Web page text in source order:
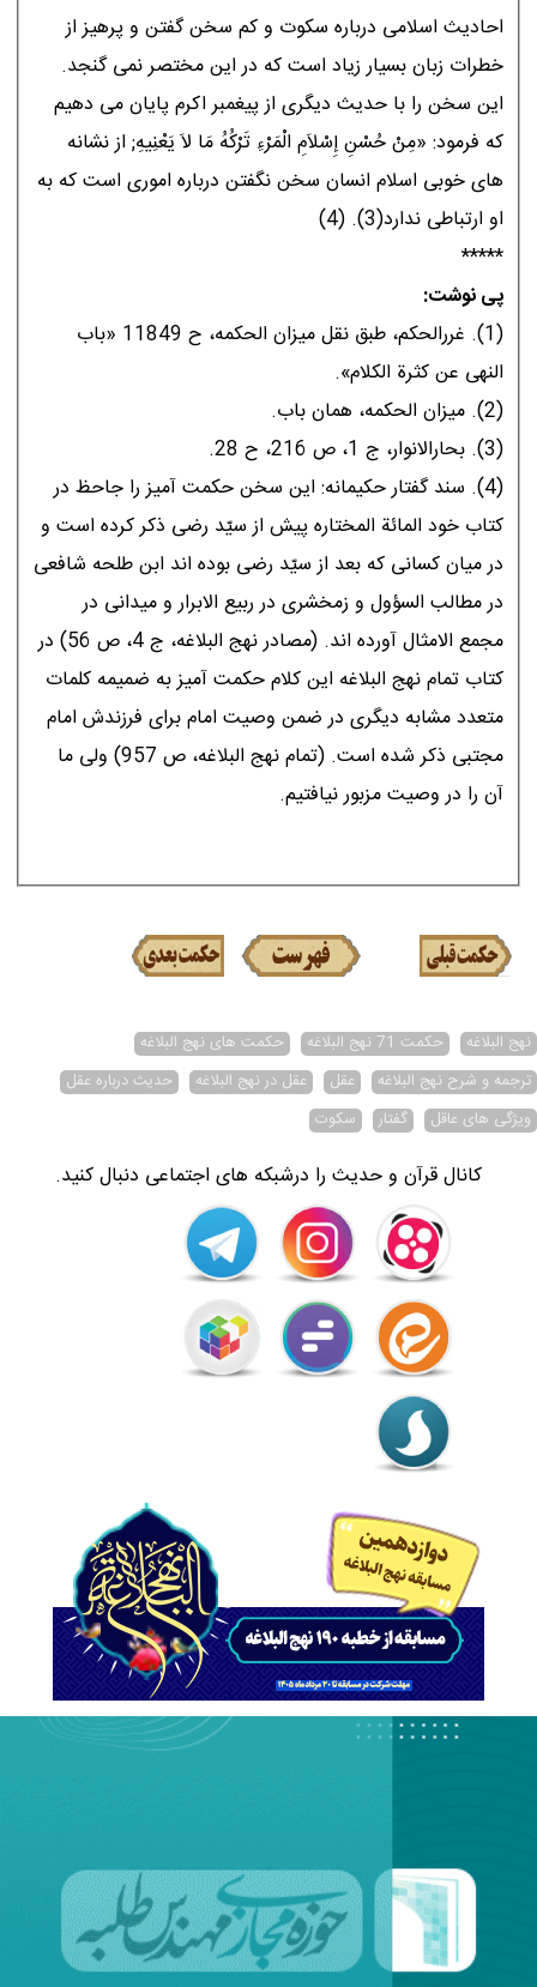
احادیث اسلامى درباره سکوت و کم سخن گفتن و پرهیز از
خطرات زبان بسیار زیاد است که در این مختصر نمى گنجد.
این سخن را با حدیث دیگرى از پیغمبر اکرم پایان مى دهیم
که فرمود: «مِنْ حُسْنِ إِسْلاَمِ الْمَرْءِ تَرْکُهُ مَا لاَ یَعْنِیهِ; از نشانه
هاى خوبى اسلام انسان سخن نگفتن درباره امورى است که به
او ارتباطى ندارد(3). (4)
*****
پی نوشت:
(1). غررالحکم، طبق نقل میزان الحکمه، ح 11849 «باب
النهى عن کثرة الکلام».
(2). میزان الحکمه، همان باب.
(3). بحارالانوار، ج 1، ص 216، ح 28.
(4). سند گفتار حکیمانه: این سخن حکمت آمیز را جاحظ در
کتاب خود المائة المختاره پیش از سیّد رضى ذکر کرده است و
در میان کسانى که بعد از سیّد رضى بوده اند ابن طلحه شافعى
در مطالب السؤول و زمخشرى در ربیع الابرار و میدانى در
مجمع الامثال آورده اند. (مصادر نهج البلاغه، ج 4، ص 56) در
کتاب تمام نهج البلاغه این کلام حکمت آمیز به ضمیمه کلمات
متعدد مشابه دیگرى در ضمن وصیت امام براى فرزندش امام
مجتبى ذکر شده است. (تمام نهج البلاغه، ص 957) ولى ما
آن را در وصیت مزبور نیافتیم.
نهج البلاغه حکمت 71 نهج البلاغه
حکمت های نهج البلاغه
ترجمه و شرح نهج البلاغه
عقل عقل در نهج البلاغه
حدیث درباره عقل
ویژگی های عاقل
گفتار سکوت
کانال قرآن و حدیث را درشبکه های اجتماعی دنبال کنید.